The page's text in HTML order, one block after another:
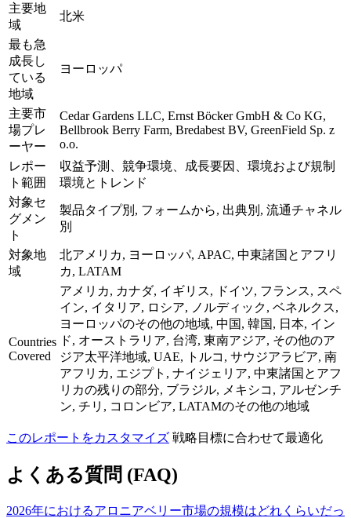
主要地
域
北米
最も急
成長し
ている
地域
ヨーロッパ
主要市
場プレ
ーヤー
Cedar Gardens LLC, Ernst Böcker GmbH & Co KG,
Bellbrook Berry Farm, Bredabest BV, GreenField Sp. z
o.o.
レポー
ト範囲
収益予測、競争環境、成長要因、環境および規制
環境とトレンド
対象セ
グメン
ト
製品タイプ別, フォームから, 出典別, 流通チャネル
別
対象地
域
北アメリカ, ヨーロッパ, APAC, 中東諸国とアフリ
カ, LATAM
Countries
Covered
アメリカ, カナダ, イギリス, ドイツ, フランス, スペ
イン, イタリア, ロシア, ノルディック, ベネルクス,
ヨーロッパのその他の地域, 中国, 韓国, 日本, イン
ド, オーストラリア, 台湾, 東南アジア, その他のア
ジア太平洋地域, UAE, トルコ, サウジアラビア, 南
アフリカ, エジプト, ナイジェリア, 中東諸国とアフ
リカの残りの部分, ブラジル, メキシコ, アルゼンチ
ン, チリ, コロンビア, LATAMのその他の地域
このレポートをカスタマイズ 戦略目標に合わせて最適化
よくある質問 (FAQ)
2026年におけるアロニアベリー市場の規模はどれくらいだっ